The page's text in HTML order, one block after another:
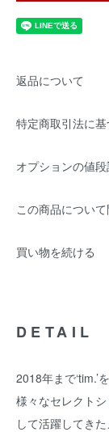
返品について
特定商取引法に
オプションの値
この商品につい
買い物を続ける
DETAIL
2018年まで‘tim.’
様々なセレクト
して活躍してき